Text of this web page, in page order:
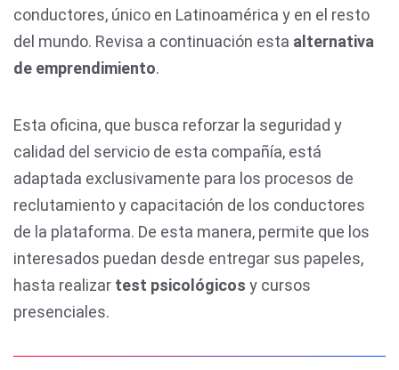
conductores, único en Latinoamérica y en el resto
del mundo. Revisa a continuación esta alternativa
de emprendimiento.
Esta oficina, que busca reforzar la seguridad y
calidad del servicio de esta compañía, está
adaptada exclusivamente para los procesos de
reclutamiento y capacitación de los conductores
de la plataforma. De esta manera, permite que los
interesados puedan desde entregar sus papeles,
hasta realizar test psicológicos y cursos
presenciales.